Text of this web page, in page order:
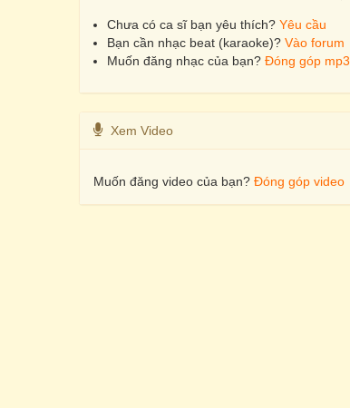
Chưa có ca sĩ bạn yêu thích? Yêu cầu
Bạn cần nhạc beat (karaoke)? Vào forum
Muốn đăng nhạc của bạn? Đóng góp mp3
Xem Video
Muốn đăng video của bạn? Đóng góp video